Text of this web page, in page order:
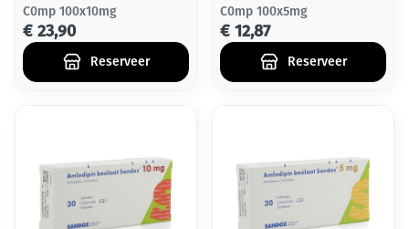
C0mp 100x10mg
€ 23,90
Reserveer
C0mp 100x5mg
€ 12,87
Reserveer